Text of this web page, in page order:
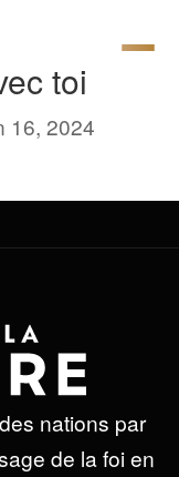
toi
16, 2024
nations par
de la foi en